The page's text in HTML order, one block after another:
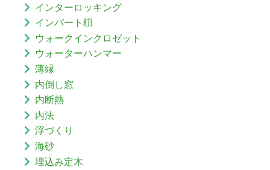
インターロッキング
インバート枡
ウォークインクロゼット
ウォーターハンマー
薄縁
内倒し窓
内断熱
内法
浮づくり
海砂
埋込み定木